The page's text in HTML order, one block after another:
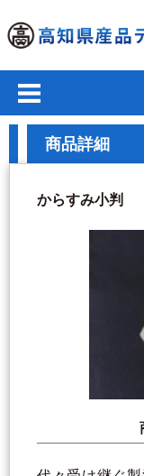
商品詳細
からすみ小判